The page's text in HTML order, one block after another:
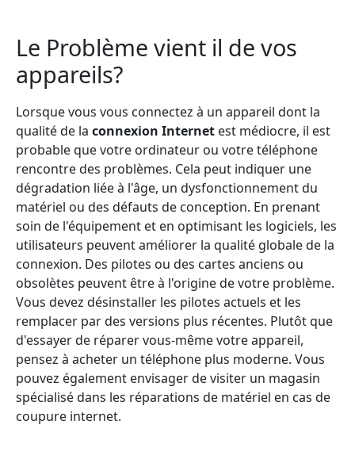
Le Problème vient il de vos
appareils?
Lorsque vous vous connectez à un appareil dont la
qualité de la connexion Internet est médiocre, il est
probable que votre ordinateur ou votre téléphone
rencontre des problèmes. Cela peut indiquer une
dégradation liée à l'âge, un dysfonctionnement du
matériel ou des défauts de conception. En prenant
soin de l'équipement et en optimisant les logiciels, les
utilisateurs peuvent améliorer la qualité globale de la
connexion. Des pilotes ou des cartes anciens ou
obsolètes peuvent être à l'origine de votre problème.
Vous devez désinstaller les pilotes actuels et les
remplacer par des versions plus récentes. Plutôt que
d'essayer de réparer vous-même votre appareil,
pensez à acheter un téléphone plus moderne. Vous
pouvez également envisager de visiter un magasin
spécialisé dans les réparations de matériel en cas de
coupure internet.